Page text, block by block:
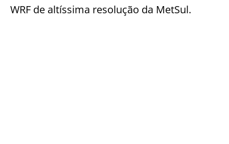
WRF de altíssima resolução da MetSul.